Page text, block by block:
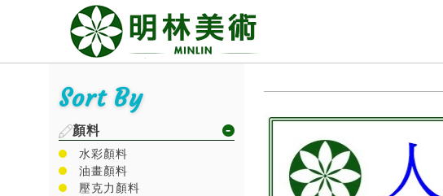
Sort By
顏料
水彩顏料
油畫顏料
壓克力顏料